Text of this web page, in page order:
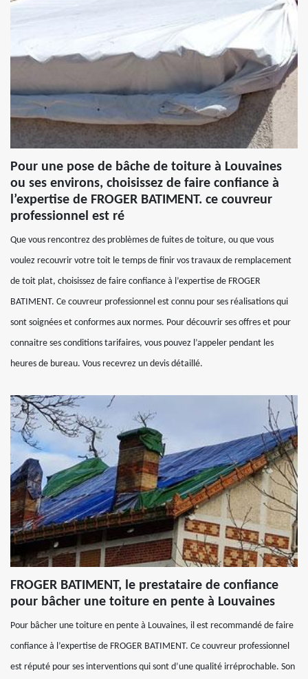
Pour une pose de bâche de toiture à Louvaines
ou ses environs, choisissez de faire confiance à
l’expertise de FROGER BATIMENT. ce couvreur
professionnel est ré
Que vous rencontrez des problèmes de fuites de toiture, ou que vous
voulez recouvrir votre toit le temps de finir vos travaux de remplacement
de toit plat, choisissez de faire confiance à l’expertise de FROGER
BATIMENT. Ce couvreur professionnel est connu pour ses réalisations qui
sont soignées et conformes aux normes. Pour découvrir ses offres et pour
connaitre ses conditions tarifaires, vous pouvez l’appeler pendant les
heures de bureau. Vous recevrez un devis détaillé.
FROGER BATIMENT, le prestataire de confiance
pour bâcher une toiture en pente à Louvaines
Pour bâcher une toiture en pente à Louvaines, il est recommandé de faire
confiance à l’expertise de FROGER BATIMENT. Ce couvreur professionnel
est réputé pour ses interventions qui sont d’une qualité irréprochable. Son